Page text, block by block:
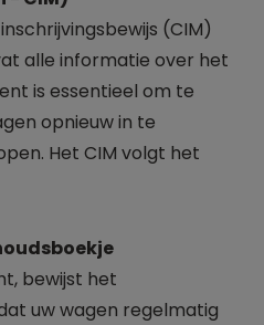
(CIM)
alle informatie over het
is essentieel om te
opnieuw in te
Het CIM volgt het
bewijst het
uw wagen regelmatig